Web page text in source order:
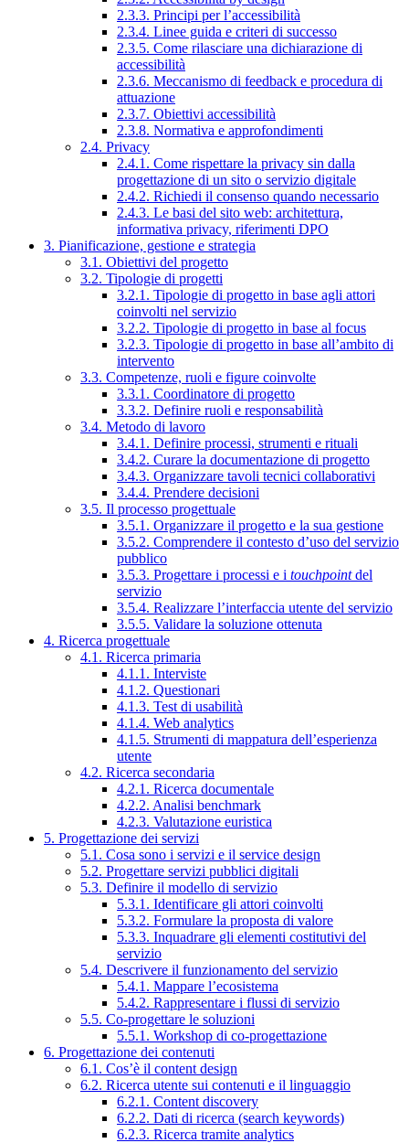
2.3.3. Principi per l’accessibilità
2.3.4. Linee guida e criteri di successo
2.3.5. Come rilasciare una dichiarazione di
accessibilità
2.3.6. Meccanismo di feedback e procedura di
attuazione
2.3.7. Obiettivi accessibilità
2.3.8. Normativa e approfondimenti
2.4. Privacy
2.4.1. Come rispettare la privacy sin dalla
progettazione di un sito o servizio digitale
2.4.2. Richiedi il consenso quando necessario
2.4.3. Le basi del sito web: architettura,
informativa privacy, riferimenti DPO
3. Pianificazione, gestione e strategia
3.1. Obiettivi del progetto
3.2. Tipologie di progetti
3.2.1. Tipologie di progetto in base agli attori
coinvolti nel servizio
3.2.2. Tipologie di progetto in base al focus
3.2.3. Tipologie di progetto in base all’ambito di
intervento
3.3. Competenze, ruoli e figure coinvolte
3.3.1. Coordinatore di progetto
3.3.2. Definire ruoli e responsabilità
3.4. Metodo di lavoro
3.4.1. Definire processi, strumenti e rituali
3.4.2. Curare la documentazione di progetto
3.4.3. Organizzare tavoli tecnici collaborativi
3.4.4. Prendere decisioni
3.5. Il processo progettuale
3.5.1. Organizzare il progetto e la sua gestione
3.5.2. Comprendere il contesto d’uso del servizio
pubblico
3.5.3. Progettare i processi e i touchpointdel
servizio
3.5.4. Realizzare l’interfaccia utente del servizio
3.5.5. Validare la soluzione ottenuta
4. Ricerca progettuale
4.1. Ricerca primaria
4.1.1. Interviste
4.1.2. Questionari
4.1.3. Test di usabilità
4.1.4. Web analytics
4.1.5. Strumenti di mappatura dell’esperienza
utente
4.2. Ricerca secondaria
4.2.1. Ricerca documentale
4.2.2. Analisi benchmark
4.2.3. Valutazione euristica
5. Progettazione dei servizi
5.1. Cosa sono i servizi e il service design
5.2. Progettare servizi pubblici digitali
5.3. Definire il modello di servizio
5.3.1. Identificare gli attori coinvolti
5.3.2. Formulare la proposta di valore
5.3.3. Inquadrare gli elementi costitutivi del
servizio
5.4. Descrivere il funzionamento del servizio
5.4.1. Mappare l’ecosistema
5.4.2. Rappresentare i flussi di servizio
5.5. Co-progettare le soluzioni
5.5.1. Workshop di co-progettazione
6. Progettazione dei contenuti
6.1. Cos’è il content design
6.2. Ricerca utente sui contenuti e il linguaggio
6.2.1. Content discovery
6.2.2. Dati di ricerca (search keywords)
6.2.3. Ricerca tramite analytics